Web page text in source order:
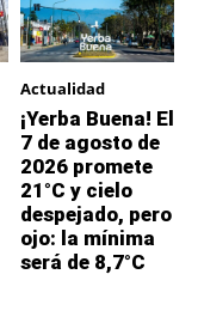
Actualidad
¡Yerba Buena! El
7 de agosto de
2026 promete
21°C y cielo
despejado, pero
ojo: la mínima
será de 8,7°C